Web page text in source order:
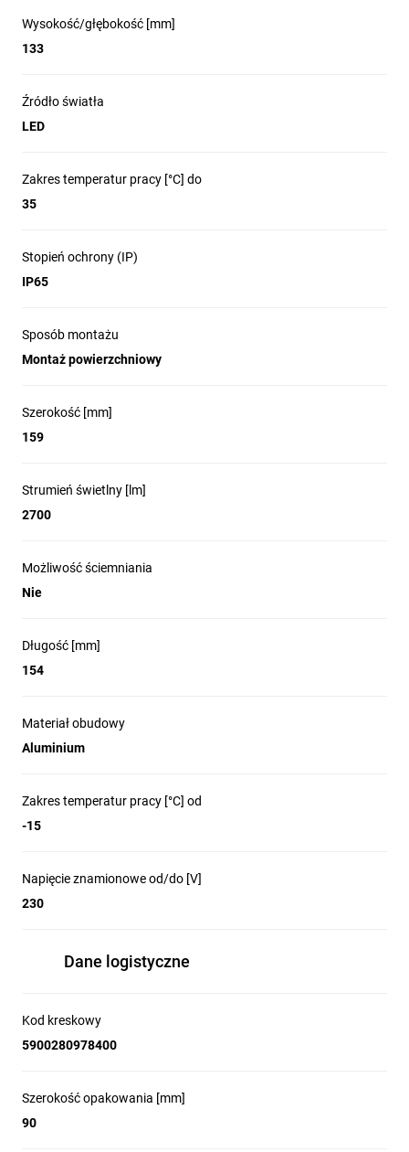
Wysokość/głębokość [mm]
133
Źródło światła
LED
Zakres temperatur pracy [°C] do
35
Stopień ochrony (IP)
IP65
Sposób montażu
Montaż powierzchniowy
Szerokość [mm]
159
Strumień świetlny [lm]
2700
Możliwość ściemniania
Nie
Długość [mm]
154
Materiał obudowy
Aluminium
Zakres temperatur pracy [°C] od
-15
Napięcie znamionowe od/do [V]
230
Dane logistyczne
Kod kreskowy
5900280978400
Szerokość opakowania [mm]
90